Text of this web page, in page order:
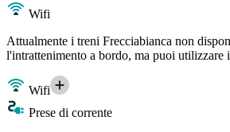
Wifi
Attualmente i treni Frecciabianca non
l'intrattenimento a bordo, ma puoi utilizzare
Wifi
Prese di corrente